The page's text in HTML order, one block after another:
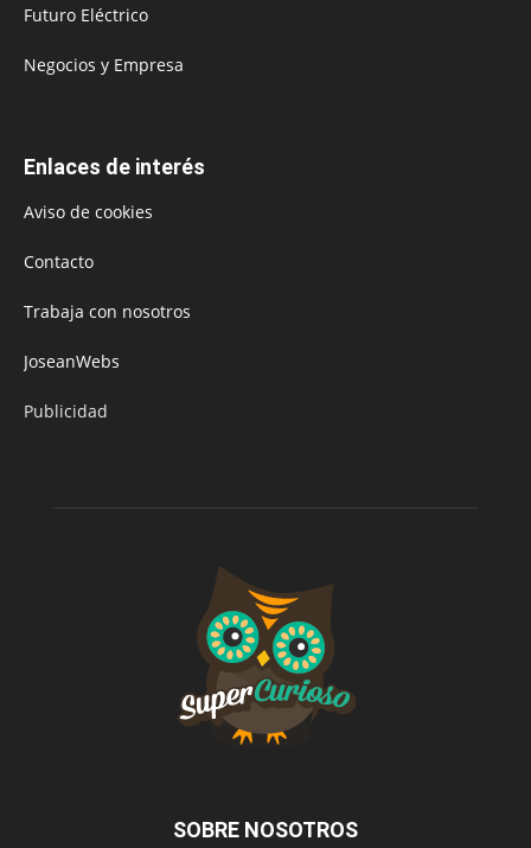
Futuro Eléctrico
Negocios y Empresa
Enlaces de interés
Aviso de cookies
Contacto
Trabaja con nosotros
JoseanWebs
Publicidad
SOBRE NOSOTROS